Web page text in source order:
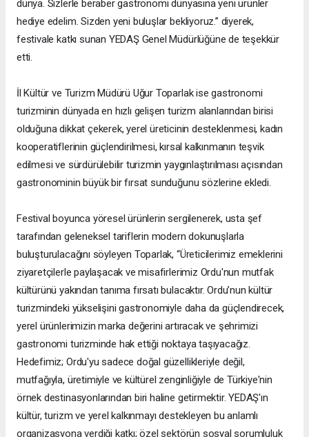
dünya. Sizlerle beraber gastronomi dünyasına yeni ürünler
hediye edelim. Sizden yeni buluşlar bekliyoruz.” diyerek,
festivale katkı sunan YEDAŞ Genel Müdürlüğüne de teşekkür
etti.
İl Kültür ve Turizm Müdürü Uğur Toparlak ise gastronomi
turizminin dünyada en hızlı gelişen turizm alanlarından birisi
olduğuna dikkat çekerek, yerel üreticinin desteklenmesi, kadın
kooperatiflerinin güçlendirilmesi, kırsal kalkınmanın teşvik
edilmesi ve sürdürülebilir turizmin yaygınlaştırılması açısından
gastronominin büyük bir fırsat sunduğunu sözlerine ekledi.
Festival boyunca yöresel ürünlerin sergilenerek, usta şef
tarafından geleneksel tariflerin modern dokunuşlarla
buluşturulacağını söyleyen Toparlak, “Üreticilerimiz emeklerini
ziyaretçilerle paylaşacak ve misafirlerimiz Ordu'nun mutfak
kültürünü yakından tanıma fırsatı bulacaktır. Ordu’nun kültür
turizmindeki yükselişini gastronomiyle daha da güçlendirecek,
yerel ürünlerimizin marka değerini artıracak ve şehrimizi
gastronomi turizminde hak ettiği noktaya taşıyacağız.
Hedefimiz; Ordu'yu sadece doğal güzellikleriyle değil,
mutfağıyla, üretimiyle ve kültürel zenginliğiyle de Türkiye'nin
örnek destinasyonlarından biri haline getirmektir. YEDAŞ'ın
kültür, turizm ve yerel kalkınmayı destekleyen bu anlamlı
organizasyona verdiği katkı; özel sektörün sosyal sorumluluk